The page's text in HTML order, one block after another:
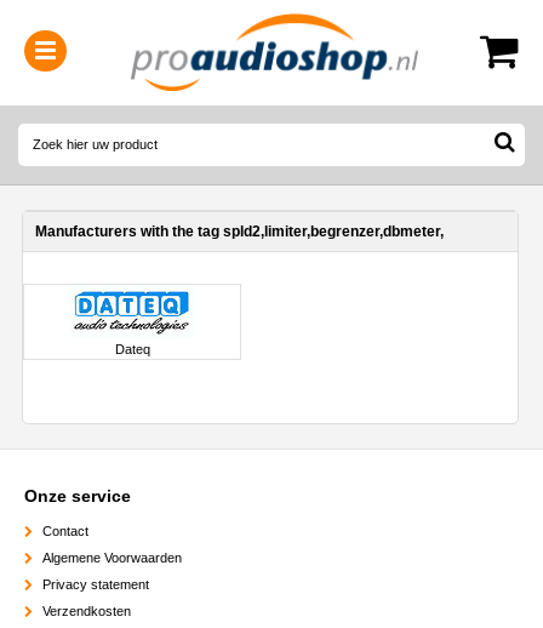
0314-364515
Manufacturers with the tag spld2,limiter,begrenzer,dbmeter,
Dateq
Onze service
Contact
Algemene Voorwaarden
Privacy statement
Verzendkosten